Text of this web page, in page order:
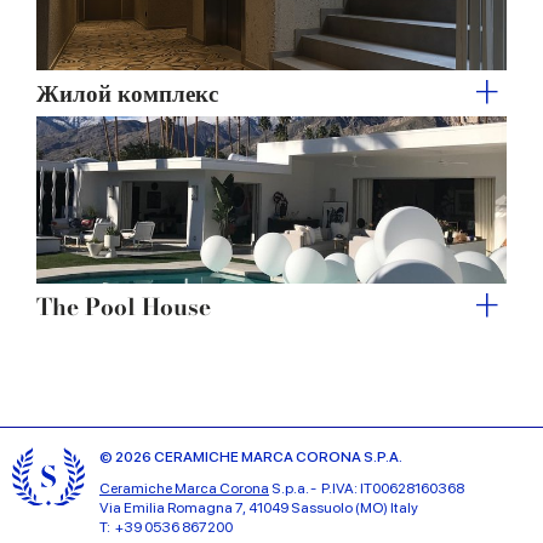
Жилой комплекс
The Pool House
© 2026 CERAMICHE MARCA CORONA S.P.A.
Ceramiche Marca Corona S.p.a. - P.IVA: IT00628160368
Via Emilia Romagna 7, 41049 Sassuolo (MO) Italy
T: +39 0536 867200